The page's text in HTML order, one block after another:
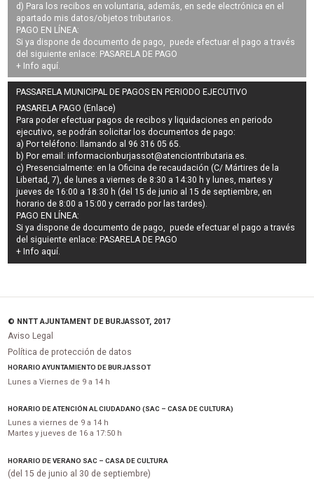
d) Para los recibos en voluntaria, además, en sede electrónica en el
apartado mis datos/objetos tributarios.
PAGO EN LÍNEA:
Si ya dispone de documento de pago, puede efectuar el pago a través
del siguiente enlace: PASARELA DE PAGO
+ Info aquí.
PASSARELA MUNICIPAL DE PAGOS EN PERIODO EJECUTIVO
PASARELA PAGO (Enlace)
Para poder efectuar pagos derecibos y liquidaciones en periodo
ejecutivo, se podrán solicitar los documentos de pago:
a) Por teléfono: llamando al 96 316 05 65.
b) Por email:informacionburjassot@atenciontributaria.es.
c) Presencialmente: en la Oficina de recaudación (C/ Mártires de la
Libertad, 7), de lunes a viernes de 8:30 a 14:30 h y lunes, martes y
jueves de 16:00 a 18:30 h (del 15 de junio al 15 de septiembre, en
horario de 8:00 a 15:00 y cerrado por las tardes).
PAGO EN LÍNEA:
Si ya dispone de documento de pago, puede efectuar el pago a través
del siguiente enlace: PASARELA DE PAGO
+ Info aquí.
© NNTT AJUNTAMENT DE BURJASSOT, 2017
Aviso Legal
Política de protección de datos
HORARIO AYUNTAMIENTO DE BURJASSOT
Lunes a Viernes de 9 a 14 h
HORARIO DE ATENCIÓN AL CIUDADANO (SAC – CASA DE CULTURA)
Lunes a viernes de 9 a 14 h
Martes y jueves de 16 a 17:50 h
HORARIO DE VERANO SAC – CASA DE CULTURA
(del 15 de junio al 30 de septiembre)